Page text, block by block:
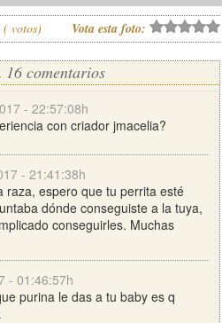
( votos) Vota esta foto:
16 comentarios
- 22:57:08h
con criador jmacelia?
- 21:41:38h
raza, espero que tu perrita esté
dónde conseguiste a la tuya,
conseguirles. Muchas
- 01:46:57h
purina le das a tu baby es q